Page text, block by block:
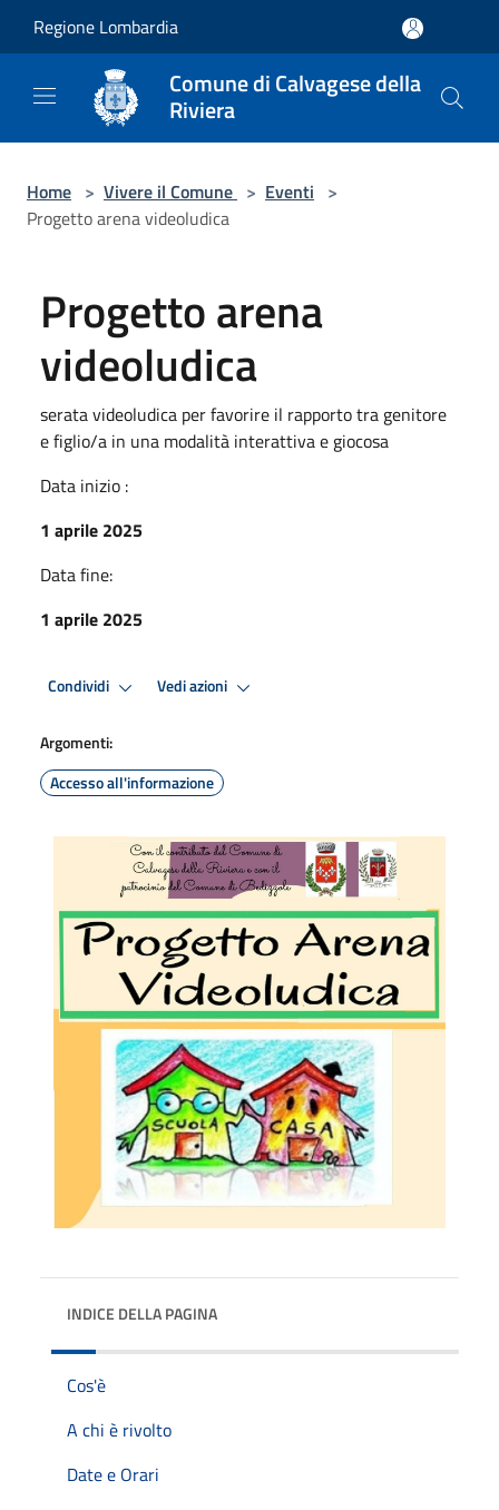
Regione Lombardia
Comune di Calvagese della
Riviera
Home > Vivere il Comune > Eventi >
Progetto arena videoludica
Progetto arena
videoludica
serata videoludica per favorire il rapporto tra genitore
e figlio/a in una modalità interattiva e giocosa
Data inizio :
1 aprile 2025
Data fine:
1 aprile 2025
Condividi Vedi azioni
Argomenti:
Accesso all'informazione
INDICE DELLA PAGINA
Cos'è
A chi è rivolto
Date e Orari